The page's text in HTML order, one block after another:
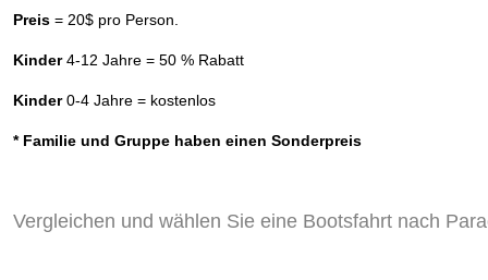
Preis = 20$ pro Person.
Kinder4-12 Jahre = 50 % Rabatt
Kinder0-4 Jahre = kostenlos
* Familie und Gruppe haben einen Sonderpreis
Vergleichen und wählen Sie eine Bootsfahrt nach